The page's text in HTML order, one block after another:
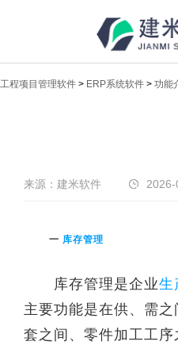
传递实时热
工程项目管理软件 > ERP系统软件 > 功能
来源：建米软件 2026-
一 库存管理
库存管理是企业生
主要功能是在供、需
套之间、零件加工工